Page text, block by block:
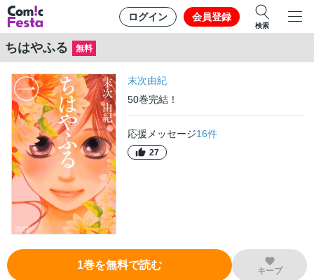
ログイン 会員登録
検索
ちはやふる 無料
末次由紀
50巻完結！
応援メッセージ16件
27
1巻を無料で読む キープ